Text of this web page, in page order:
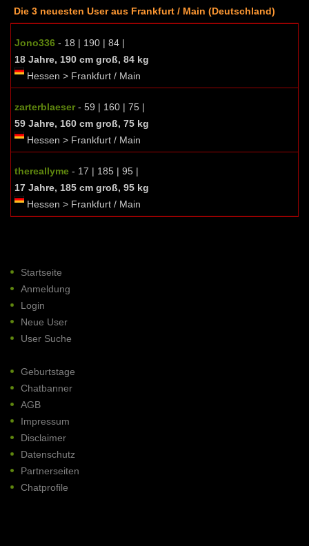
Die 3 neuesten User aus Frankfurt / Main (Deutschland)
Jono336 - 18 | 190 | 84 |
18 Jahre, 190 cm groß, 84 kg
Hessen > Frankfurt / Main
zarterblaeser- 59 | 160 | 75 |
59 Jahre, 160 cm groß, 75 kg
Hessen > Frankfurt / Main
thereallyme - 17 | 185 | 95 |
17 Jahre, 185 cm groß, 95 kg
Hessen > Frankfurt / Main
Startseite
Anmeldung
Login
Neue User
User Suche
Geburtstage
Chatbanner
AGB
Impressum
Disclaimer
Datenschutz
Partnerseiten
Chatprofile